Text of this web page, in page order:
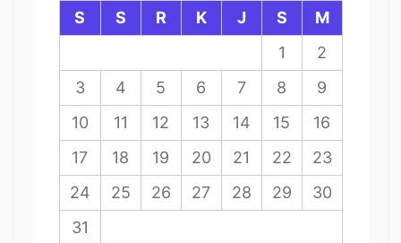
S S R K J S
M
1
2
3
4 5 6 7 8
9
10
11 12 13 14 15
16
17
18 19 20 21 22
23
24
25 26 27 28 29
30
31